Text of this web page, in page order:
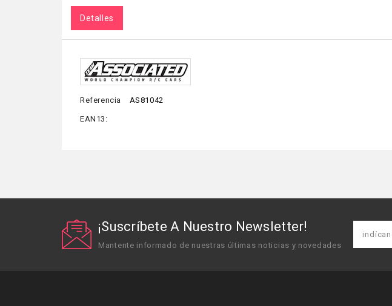
Detalles
Referencia AS81042
EAN13:
¡Suscríbete A Nuestro Newsletter!
Mantente informado de nuestras últimas noticias y novedades